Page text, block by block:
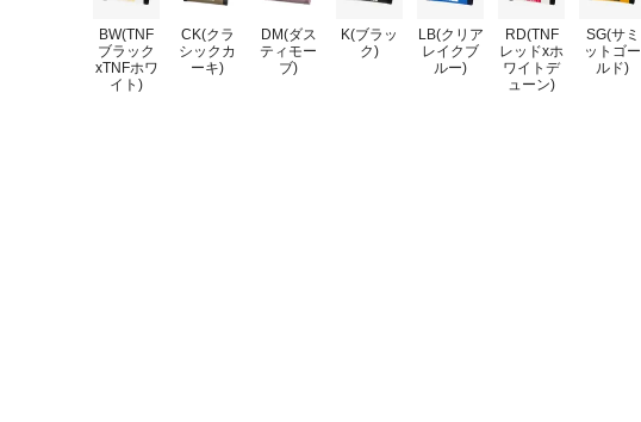
BW(TNF
ブラック
xTNFホワ
イト)
CK(クラ
シックカ
ーキ)
DM(ダス
ティモー
ブ)
K(ブラッ
ク)
LB(クリア
レイクブ
ルー)
RD(TNF
レッドxホ
ワイトデ
ューン)
SG(サミ
ットゴー
ルド)